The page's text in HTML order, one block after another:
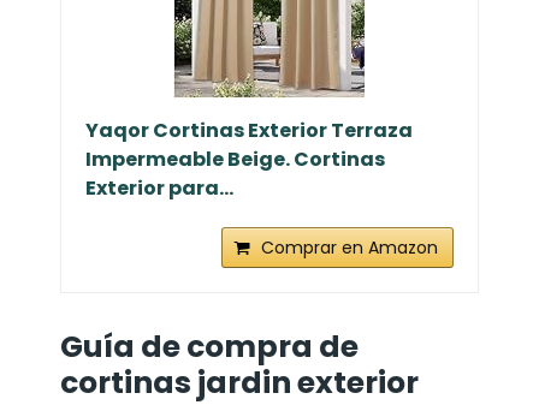
Yaqor Cortinas Exterior Terraza
Impermeable Beige. Cortinas
Exterior para...
Comprar en Amazon
Guía de compra de
cortinas jardin exterior